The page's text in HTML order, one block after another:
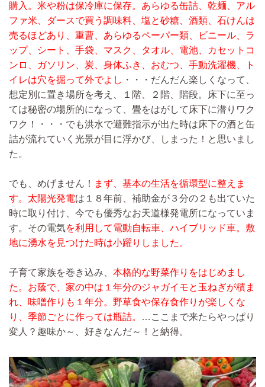
購入。米や粉は保冷庫に保存。あらゆる缶詰、乾麺、アル
ファ米、ダースで買う調味料、塩と砂糖、酒類、石けんは
売るほどあり、重曹、あらゆるペーパー類、ビニール、ラ
ップ、シート、手袋、マスク、タオル、電池、カセットコ
ンロ、ガソリン、炭、身体ふき、おむつ、手動洗濯機、ト
イレは穴を掘って外でよし ・・・だんだん楽しくなって、
想定別に置き場所を考え、１階、２階、階段。床下に至っ
ては秘密の場所的になって、畳をはがして床下に潜りワク
ワク！・・・でも洪水で避難指示が出た時は床下の酒と缶
詰が流れていく光景が目に浮かび、しまった！と思いまし
た。
でも、めげません！ まず、基本の生活を循環型に整えま
す。太陽光発電は１８年前、補助金が３分の２も出ていた
時に取り付け、今でも優秀なお天道様発電所になっていま
す。その電気を利用して電動自転車、ハイブリッド車。敷
地に湧水を見つけた時は小躍りしました。
子育て家族を巻き込み、 本格的な野菜作りをはじめまし
た。お蔭で、家の中は１年分のジャガイモと玉ねぎが積ま
れ、味噌作りも１年分。野草食や保存食作りが楽しくな
り、季節ごとに作っては瓶詰。
…ここまで来たらやっぱり
変人？趣味か～、好きなんだ～！と納得。